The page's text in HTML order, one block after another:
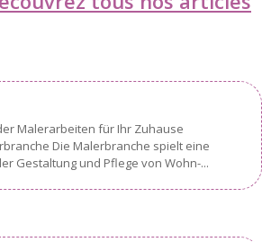
Malerarbeiten für Ihr Zuhause
Die Malerbranche spielt eine
Gestaltung und Pflege von Wohn-...